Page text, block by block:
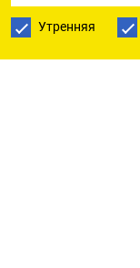
Утренняя
производителя